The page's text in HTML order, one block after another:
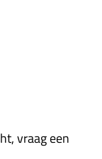
vraag een